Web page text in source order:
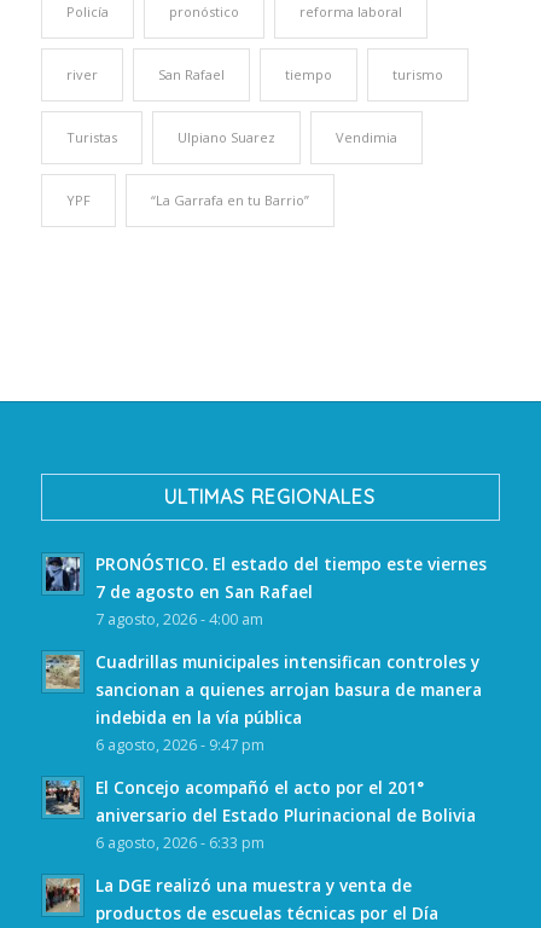
Policía pronóstico reforma laboral
river San Rafael tiempo turismo
Turistas Ulpiano Suarez Vendimia
YPF “La Garrafa en tu Barrio”
ULTIMAS REGIONALES
PRONÓSTICO. El estado del tiempo este viernes
7 de agosto en San Rafael
7 agosto, 2026 - 4:00 am
Cuadrillas municipales intensifican controles y
sancionan a quienes arrojan basura de manera
indebida en la vía pública
6 agosto, 2026 - 9:47 pm
El Concejo acompañó el acto por el 201°
aniversario del Estado Plurinacional de Bolivia
6 agosto, 2026 - 6:33 pm
La DGE realizó una muestra y venta de
productos de escuelas técnicas por el Día